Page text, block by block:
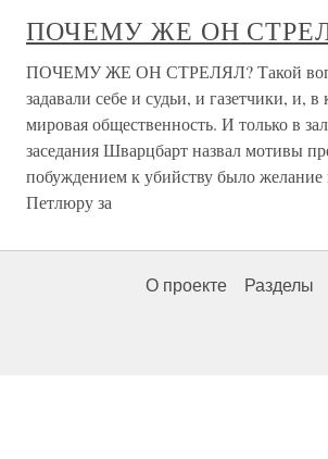
ПОЧЕМУ ЖЕ ОН
ПОЧЕМУ ЖЕ ОН СТРЕЛЯЛ? Такой
задавали себе и судьи, и газетчики, и,
мировая общественность. И только в
заседания Шварцбарт назвал мотивы
побуждением к убийству было желание
Петлюру за
О проекте Разделы